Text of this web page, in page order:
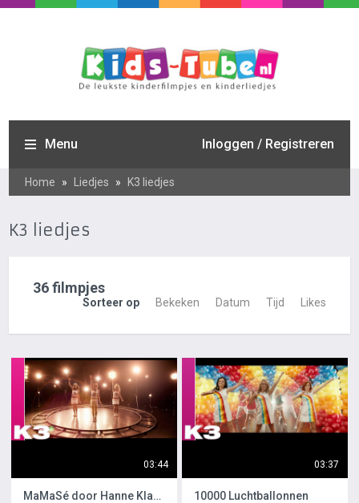
Menu Inloggen / Registreren
Home » Liedjes » K3 liedjes
K3 liedjes
36 filmpjes
Sorteer op Bekeken Datum Tijd Likes
03:44
MaMaSé door Hanne Klaasje en Marthe
03:37
10000 Luchtballonnen